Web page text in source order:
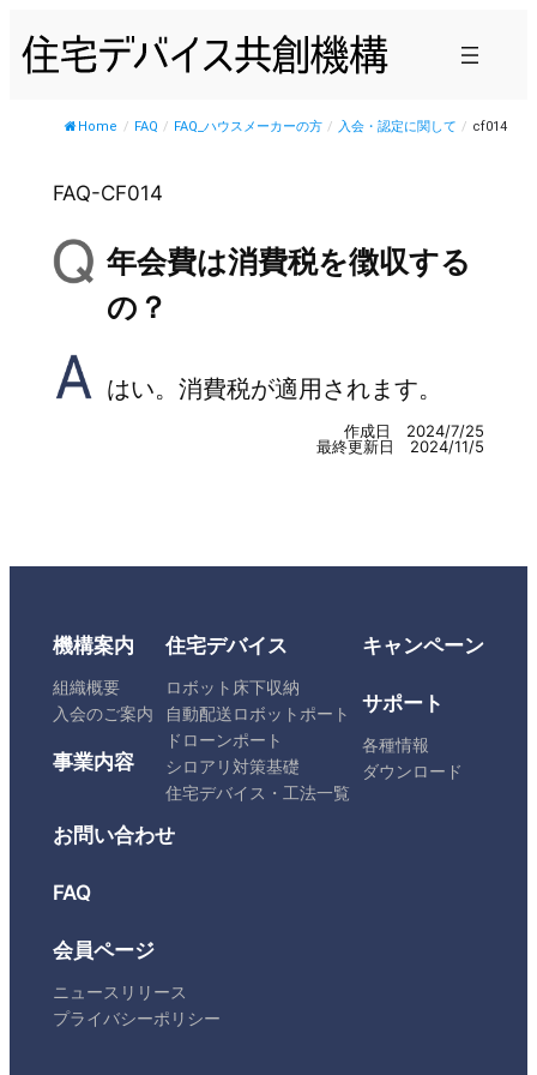
容
Home / FAQ / FAQ_ハウスメーカーの方 / 入会・認定に関して / cf014
FAQ-CF014
年会費は消費税を徴収する
の？
はい。消費税が適用されます。
作成日 2024/7/25
最終更新日 2024/11/5
機構案内
組織概要
入会のご案内
事業内容
住宅デバイス
ロボット床下収納
自動配送ロボットポート
ドローンポート
シロアリ対策基礎
住宅デバイス・工法一覧
キャンペーン
サポート
各種情報
ダウンロード
お問い合わせ
FAQ
会員ページ
ニュースリリース
プライバシーポリシー